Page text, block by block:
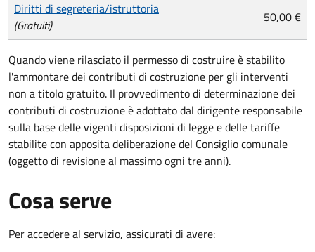
Diritti di segreteria/istruttoria
(Gratuiti)
50,00 €
Quando viene rilasciato il permesso di costruire è stabilito
l'ammontare dei contributi di costruzione per gli interventi
non a titolo gratuito. Il provvedimento di determinazione dei
contributi di costruzione è adottato dal dirigente responsabile
sulla base delle vigenti disposizioni di legge e delle tariffe
stabilite con apposita deliberazione del Consiglio comunale
(oggetto di revisione al massimo ogni tre anni).
Cosa serve
Per accedere al servizio, assicurati di avere: